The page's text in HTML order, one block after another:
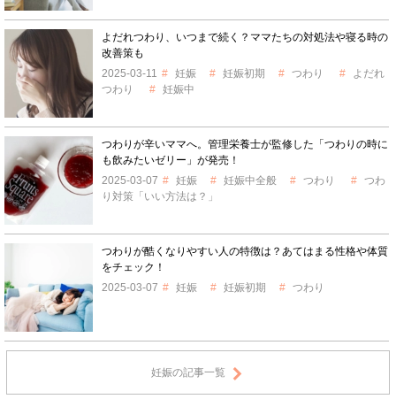
よだれつわり、いつまで続く？ママたちの対処法や寝る時の
改善策も
2025-03-11
妊娠 妊娠初期 つわり
よだれ
つわり
妊娠中
つわりが辛いママへ。管理栄養士が監修した「つわりの時に
も飲みたいゼリー」が発売！
2025-03-07
妊娠 妊娠中全般 つわり
つわ
り対策「いい方法は？」
つわりが酷くなりやすい人の特徴は？あてはまる性格や体質
をチェック！
2025-03-07
妊娠 妊娠初期 つわり
妊娠の記事一覧